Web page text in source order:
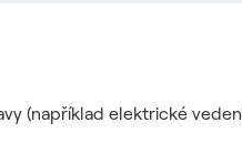
(například elektrické